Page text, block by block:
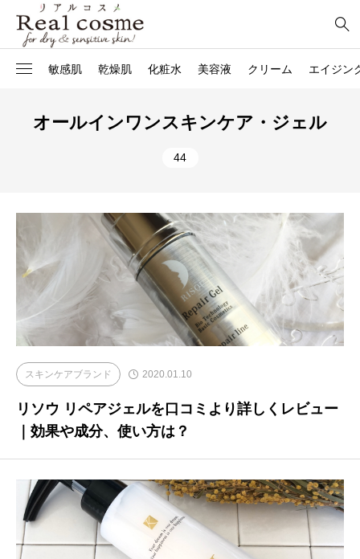
敏感肌 乾燥肌 化粧水 美容液 クリーム エイジン
オールインワンスキンケア・ジェル
44
スキンケアブランド 2020.01.10
リソウ リペアジェルを口コミより詳しくレビュー
｜効果や成分、使い方は？